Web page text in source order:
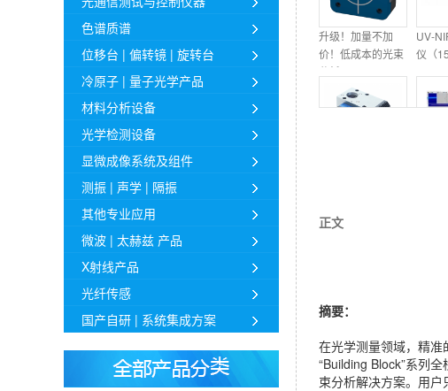
色谱质谱
位移台 | 偏转镜 | 旋转台
冷原子 | 量子光学产品
材料分析设备
光学检测设备
显微成像系统及组件
测振 | 声学 | 隔振
其他专业应用
微波 | 太赫兹 产品
X射线产品
光纤传感
国产自研 | 系统集成方案
升级！加量不加
价！低成本的光束
分析仪
UV-
仪（
正文
摘要：
在光学测量领域，精准
“Building Block”系列
束分析解决方案。用户